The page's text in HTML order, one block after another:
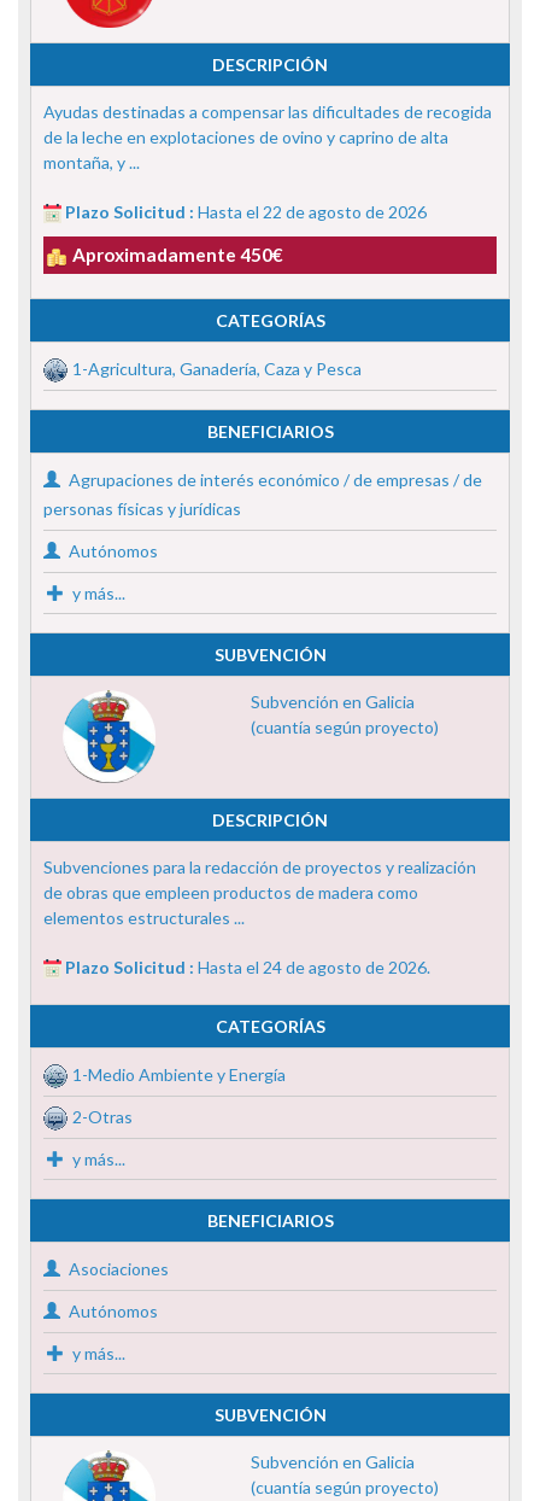
DESCRIPCIÓN
Ayudas destinadas a compensar las dificultades de recogida
de la leche en explotaciones de ovino y caprino de alta
montaña, y ...
Plazo Solicitud : Hasta el 22 de agosto de 2026
Aproximadamente 450€
CATEGORÍAS
1-Agricultura, Ganadería, Caza y Pesca
BENEFICIARIOS
Agrupaciones de interés económico / de empresas / de
personas físicas y jurídicas
Autónomos
y más...
SUBVENCIÓN
Subvención en Galicia
(cuantía según proyecto)
DESCRIPCIÓN
Subvenciones para la redacción de proyectos y realización
de obras que empleen productos de madera como
elementos estructurales ...
Plazo Solicitud : Hasta el 24 de agosto de 2026.
CATEGORÍAS
1-Medio Ambiente y Energía
2-Otras
y más...
BENEFICIARIOS
Asociaciones
Autónomos
y más...
SUBVENCIÓN
Subvención en Galicia
(cuantía según proyecto)